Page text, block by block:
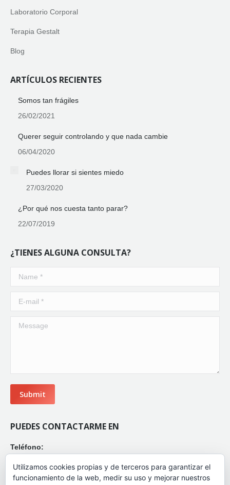
Laboratorio Corporal
Terapia Gestalt
Blog
ARTÍCULOS RECIENTES
Somos tan frágiles
26/02/2021
Querer seguir controlando y que nada cambie
06/04/2020
Puedes llorar si sientes miedo
27/03/2020
¿Por qué nos cuesta tanto parar?
22/07/2019
¿TIENES ALGUNA CONSULTA?
Name *
E-mail *
Message
Submit
PUEDES CONTACTARME EN
Teléfono:
Correo:
Utilizamos cookies propias y de terceros para garantizar el
funcionamiento de la web, medir su uso y mejorar nuestros